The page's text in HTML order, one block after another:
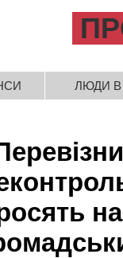
ЛЮДИ В